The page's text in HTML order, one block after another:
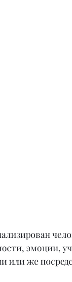
эмоции,
или же